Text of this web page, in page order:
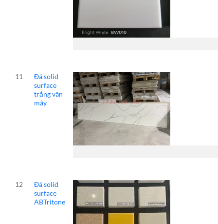
11
Đá solid
surface
trắng vân
mây
12
Đá solid
surface
ABTritone